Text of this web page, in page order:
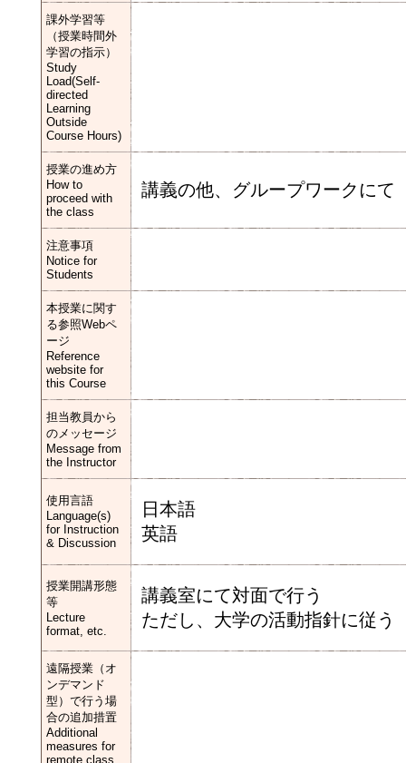
課外学習等
（授業時間外
学習の指示）
Study
Load(Self-
directed
Learning
Outside
Course Hours)
授業の進め方
How to
proceed with
the class
講義の他、グループワークにて
注意事項
Notice for
Students
本授業に関す
る参照Webペ
ージ
Reference
website for
this Course
担当教員から
のメッセージ
Message from
the Instructor
使用言語
Language(s)
for Instruction
& Discussion
日本語
英語
授業開講形態
等
Lecture
format, etc.
講義室にて対面で行う
ただし、大学の活動指針に従う
遠隔授業（オ
ンデマンド
型）で行う場
合の追加措置
Additional
measures for
remote class